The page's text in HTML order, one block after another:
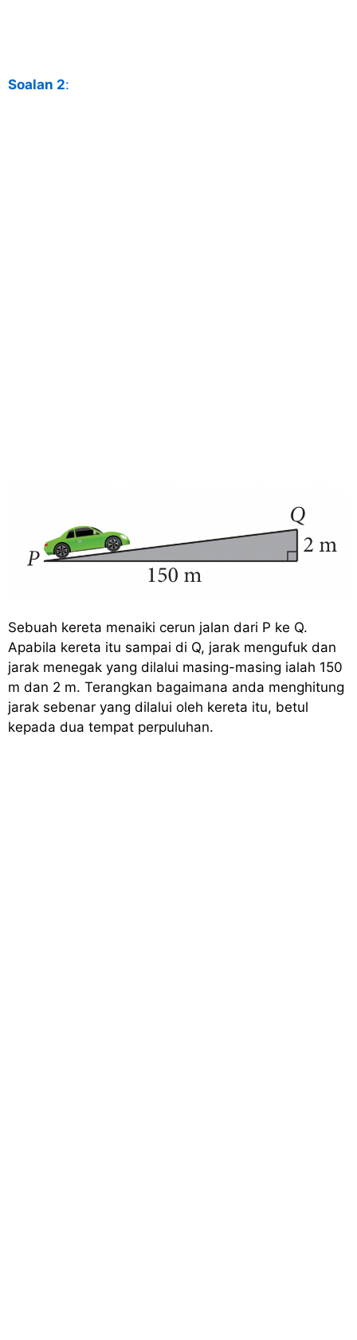
Soalan 2:
Sebuah kereta menaiki cerun jalan dari P ke Q.
Apabila kereta itu sampai di Q, jarak mengufuk dan
jarak menegak yang dilalui masing-masing ialah 150
m dan 2 m. Terangkan bagaimana anda menghitung
jarak sebenar yang dilalui oleh kereta itu, betul
kepada dua tempat perpuluhan.